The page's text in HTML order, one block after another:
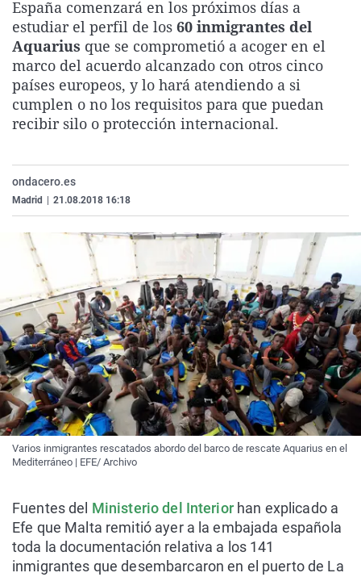
La rosa de los vientos
Gente viajera
Como el perro y el
Caso
Retornados
Equipo de
Operación Viuda
Extremadura
Galicia
La Rioja
Navarra
País Vasco
Virales
Televisión
Elecciones
España comenzará en los próximos días a
estudiar el perfil de los 60 inmigrantes del
Aquarius que se comprometió a acoger en el
marco del acuerdo alcanzado con otros cinco
países europeos, y lo hará atendiendo a si
cumplen o no los requisitos para que puedan
recibir silo o protección internacional.
ondacero.es
Madrid 21.08.2018 16:18
Varios inmigrantes rescatados abordo del barco de rescate Aquarius en el
Mediterráneo | EFE/ Archivo
Fuentes del Ministerio del Interiorhan explicado a
Efe que Malta remitió ayer a la embajada española
toda la documentación relativa a los 141
inmigrantes que desembarcaron en el puerto de La